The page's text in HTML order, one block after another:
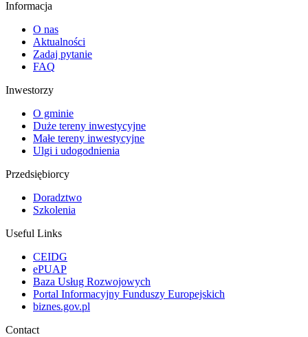
Informacja
O nas
Aktualności
Zadaj pytanie
FAQ
Inwestorzy
O gminie
Duże tereny inwestycyjne
Małe tereny inwestycyjne
Ulgi i udogodnienia
Przedsiębiorcy
Doradztwo
Szkolenia
Useful Links
CEIDG
ePUAP
Baza Usług Rozwojowych
Portal Informacyjny Funduszy Europejskich
biznes.gov.pl
Contact